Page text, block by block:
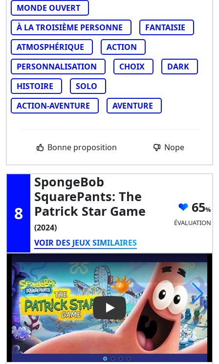
MONDE OUVERT
À LA TROISIÈME PERSONNE
FANTAISIE
ATMOSPHÉRIQUE
ACTION
PERSONNALISATION
CHOIX
DARK
HISTOIRE
SOLO
ACTION-AVENTURE
AVENTURE
Bonne proposition Nope
8
SpongeBob
SquarePants: The
Patrick Star Game
(2024)
VOIR DES JEUX SIMILAIRES
65
ÉVALUATION
Play Video: SpongeBob